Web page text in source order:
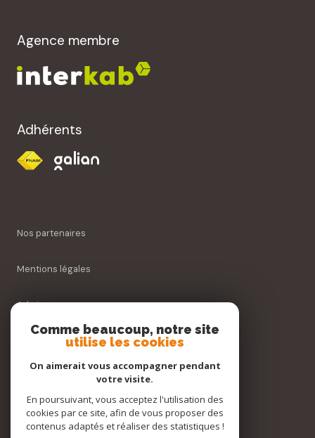
Agence membre
Adhérents
Nos partenaires
Mentions légales
Admin
Nos honoraires
Cookies
Comme beaucoup, notre site
utilise les cookies
On aimerait vous accompagner pendant
votre visite.
En poursuivant, vous acceptez l'utilisation des
cookies par ce site, afin de vous proposer des
contenus adaptés et réaliser des statistiques !